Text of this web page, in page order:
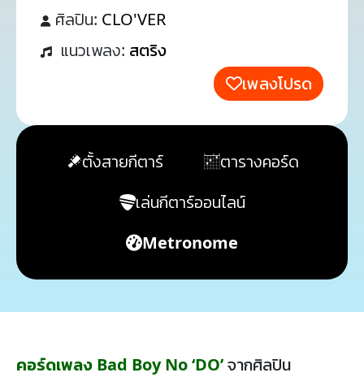
ศิลปิน: CLO'VER
แนวเพลง: สตริง
เพลงโปรด
ตั้งสายกีตาร์
ตารางคอร์ด
เล่นกีตาร์ออนไลน์
Metronome
คอร์ดเพลง Bad Boy No ‘DO’จากศิลปิน